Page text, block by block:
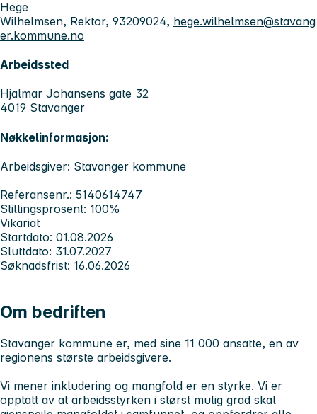
Hege
Wilhelmsen, Rektor, 93209024, hege.wilhelmsen@stavang
er.kommune.no
Arbeidssted
Hjalmar Johansens gate 32
4019 Stavanger
Nøkkelinformasjon:
Arbeidsgiver: Stavanger kommune
Referansenr.: 5140614747
Stillingsprosent: 100%
Vikariat
Startdato: 01.08.2026
Sluttdato: 31.07.2027
Søknadsfrist: 16.06.2026
Om bedriften
Stavanger kommune er, med sine 11 000 ansatte, en av
regionens største arbeidsgivere.
Vi mener inkludering og mangfold er en styrke. Vi er
opptatt av at arbeidsstyrken i størst mulig grad skal